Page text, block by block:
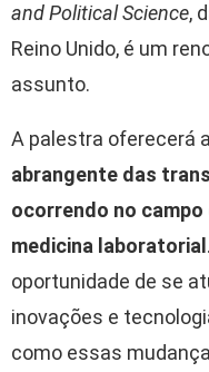
and Political Science,
Reino Unido, é um
assunto.
A palestra oferecerá
abrangente das
ocorrendo no
medicina laboratorial
oportunidade de se
inovações e
como essas